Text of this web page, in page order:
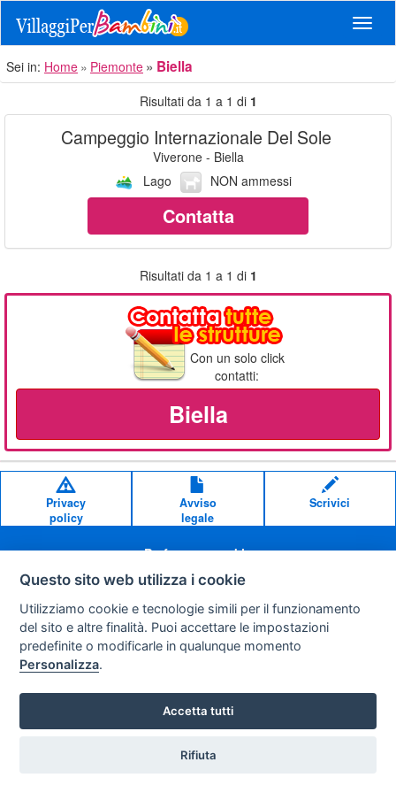
Sei in: Home Piemonte Biella
Risultati da 1 a 1 di 1
Campeggio Internazionale Del Sole
Viverone - Biella
Lago
NON ammessi
Contatta
Risultati da 1 a 1 di 1
Con un solo click
contatti:
Biella
Privacy
policy
Avviso
legale
Scrivici
Preferenze cookie
Copyright © 2008
SVILUPPO TURISMO ITALIA S.r.L. unipersonale
P.IVA: 01665350433 - R.E.A. FM-195884 Via A. Costa, 2
Questo sito web utilizza i cookie
Utilizziamo cookie e tecnologie simili per il funzionamento
del sito e altre finalità. Puoi accettare le impostazioni
predefinite o modificarle in qualunque momento
Personalizza.
Accetta tutti
Rifiuta